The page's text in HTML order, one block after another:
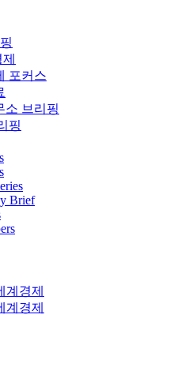
포커스
소 브리핑
핑
Brief
계경제
계경제